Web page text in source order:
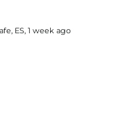
ES, 1 week ago